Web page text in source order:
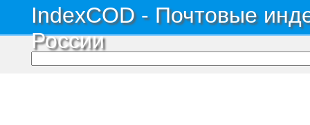
IndexCOD - Почтовые
России